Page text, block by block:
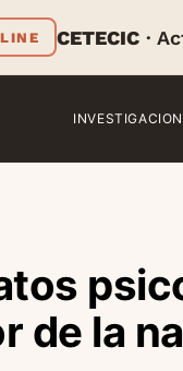
CETECIC ·
de la